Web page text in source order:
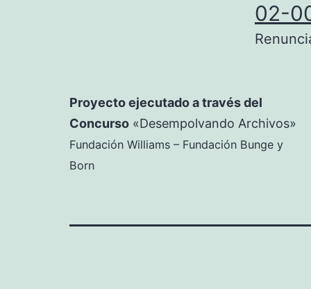
02-
Proyecto ejecutado a través del
Concurso «Desempolvando Archivos»
Fundación Williams – Fundación Bunge y
Born